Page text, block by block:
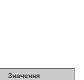
Значення